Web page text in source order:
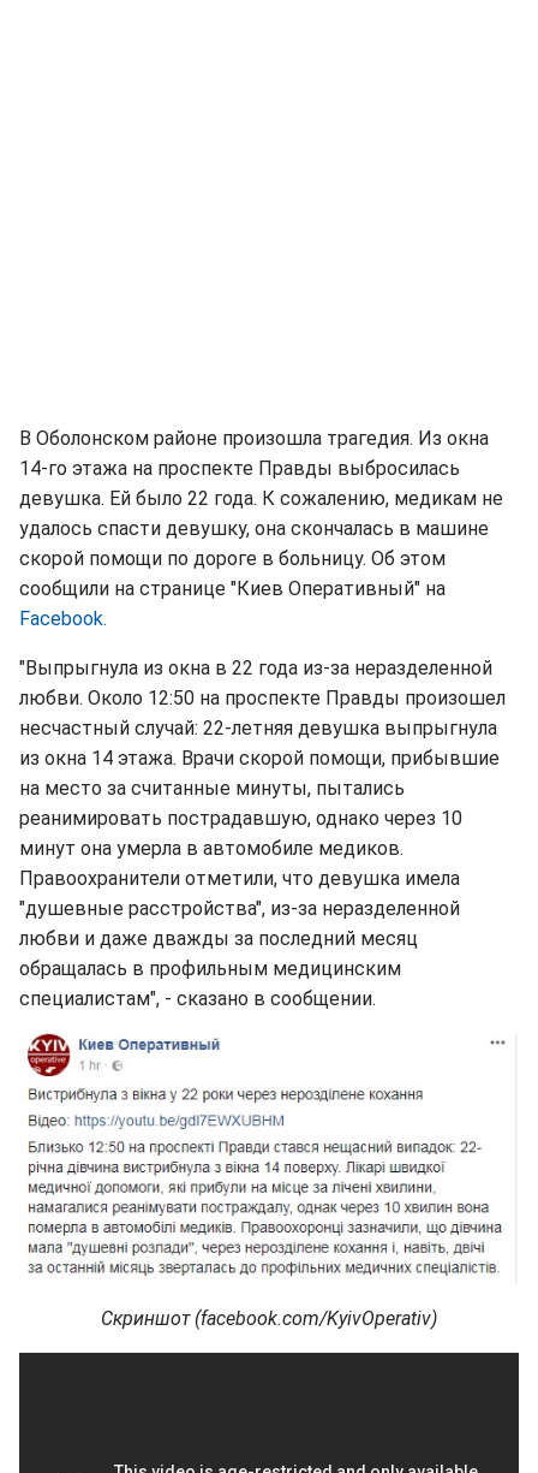
В Оболонском районе произошла трагедия. Из окна
14-го этажа на проспекте Правды выбросилась
девушка. Ей было 22 года. К сожалению, медикам не
удалось спасти девушку, она скончалась в машине
скорой помощи по дороге в больницу. Об этом
сообщили на странице "Киев Оперативный" на
Facebook.
"Выпрыгнула из окна в 22 года из-за неразделенной
любви. Около 12:50 на проспекте Правды произошел
несчастный случай: 22-летняя девушка выпрыгнула
из окна 14 этажа. Врачи скорой помощи, прибывшие
на место за считанные минуты, пытались
реанимировать пострадавшую, однако через 10
минут она умерла в автомобиле медиков.
Правоохранители отметили, что девушка имела
"душевные расстройства", из-за неразделенной
любви и даже дважды за последний месяц
обращалась в профильным медицинским
специалистам", - сказано в сообщении.
Скриншот (facebook.com/KyivOperativ)